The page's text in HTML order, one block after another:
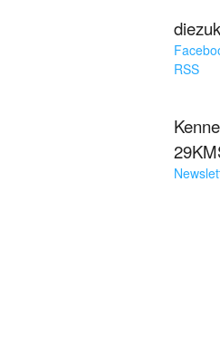
RSS